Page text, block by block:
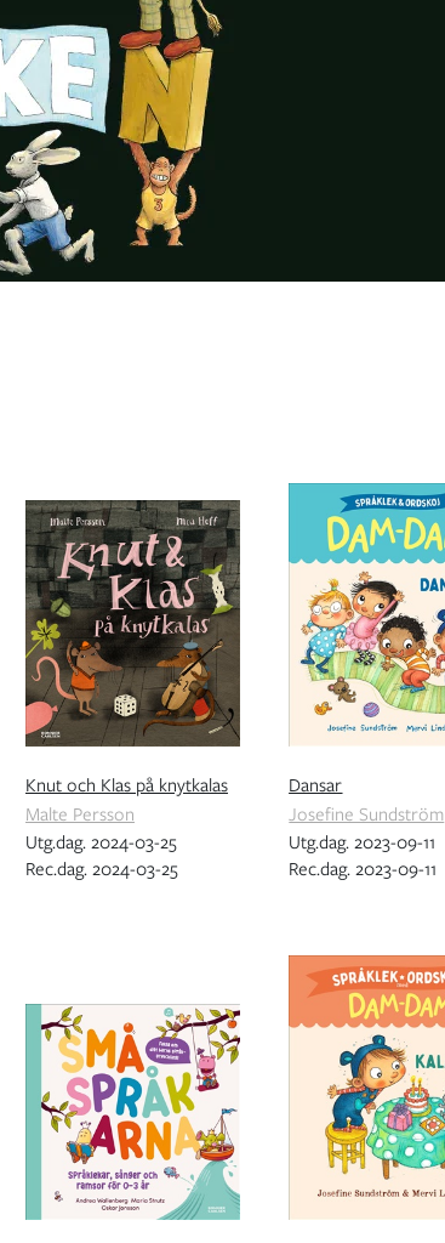
Knut och Klas på knytkalas
Malte Persson
Utg.dag. 2024-03-25
Rec.dag. 2024-03-25
Dansar
Josefine Sundström
Utg.dag. 2023-09-11
Rec.dag. 2023-09-11